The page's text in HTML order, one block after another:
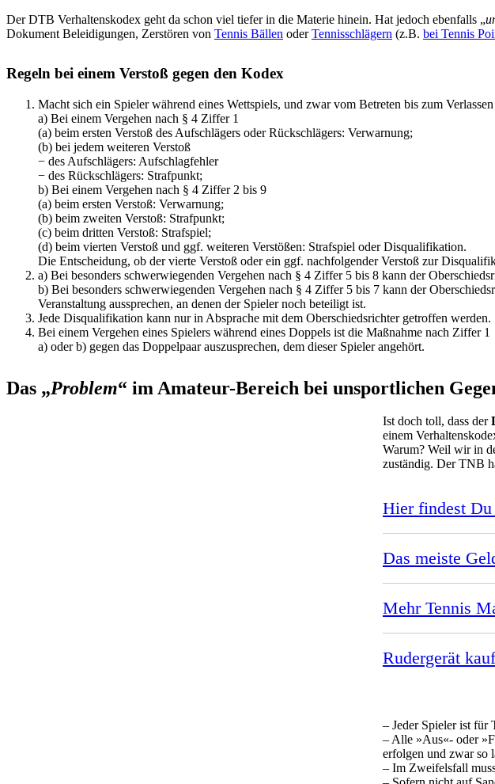
Der DTB Verhaltenskodex geht da schon viel tiefer in die Materie hinein. Hat jedoch ebenfalls „
Dokument Beleidigungen, Zerstören von Tennis Bällen oderTennisschlägern (z.B. bei Tennis
Regeln bei einem Verstoß gegen den Kodex
Macht sich ein Spieler während eines Wettspiels, und zwar vom Betreten bis zum
a) Bei einem Vergehen nach § 4 Ziffer 1
(a) beim ersten Verstoß des Aufschlägers oder Rückschlägers: Verwarnung;
(b) bei jedem weiteren Verstoß
− des Aufschlägers: Aufschlagfehler
− des Rückschlägers: Strafpunkt;
b) Bei einem Vergehen nach § 4 Ziffer 2 bis 9
(a) beim ersten Verstoß: Verwarnung;
(b) beim zweiten Verstoß: Strafpunkt;
(c) beim dritten Verstoß: Strafspiel;
(d) beim vierten Verstoß und ggf. weiteren Verstößen: Strafspiel oder Disqualifikation.
Die Entscheidung, ob der vierte Verstoß oder ein ggf. nachfolgender Verstoß zur
a) Bei besonders schwerwiegenden Vergehen nach § 4 Ziffer 5 bis 8 kann der
b) Bei besonders schwerwiegenden Vergehen nach § 4 Ziffer 5 bis 7 kann der
Veranstaltung aussprechen, an denen der Spieler noch beteiligt ist.
Jede Disqualifikation kann nur in Absprache mit dem Oberschiedsrichter getroffen werden.
Bei einem Vergehen eines Spielers während eines Doppels ist die Maßnahme nach Ziffer 1
a) oder b) gegen das Doppelpaar auszusprechen, dem dieser Spieler angehört.
Das „Problem“ im Amateur-Bereich bei unsportlichen
Ist doch toll, dass der
einem
Warum? Weil wir in
zuständig. Der TNB
Hier findest Du
Das meiste
Mehr Tennis
Rudergerät
– Jeder Spieler ist für
– Alle »Aus«- oder
erfolgen und zwar so
– Im Zweifelsfall